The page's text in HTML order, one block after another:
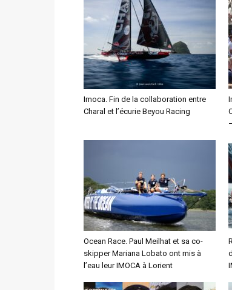
Imoca. Fin de la collaboration entre
Charal et l’écurie Beyou Racing
Ocean Race. Paul Meilhat et sa co-
skipper Mariana Lobato ont mis à
l’eau leur IMOCA à Lorient